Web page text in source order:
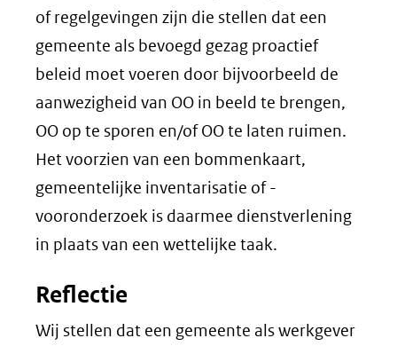
of regelgevingen zijn die stellen dat een
gemeente als bevoegd gezag proactief
beleid moet voeren door bijvoorbeeld de
aanwezigheid van OO in beeld te brengen,
OO op te sporen en/of OO te laten ruimen.
Het voorzien van een bommenkaart,
gemeentelijke inventarisatie of -
vooronderzoek is daarmee dienstverlening
in plaats van een wettelijke taak.
Reflectie
Wij stellen dat een gemeente als werkgever